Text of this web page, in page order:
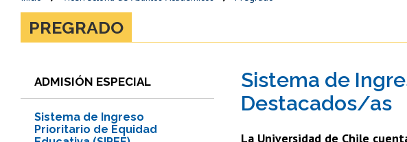
PREGRADO
ADMISIÓN ESPECIAL
Sistema de Ingreso
Prioritario de Equidad
Sistema de
Destacados/as
La Universidad de Chile